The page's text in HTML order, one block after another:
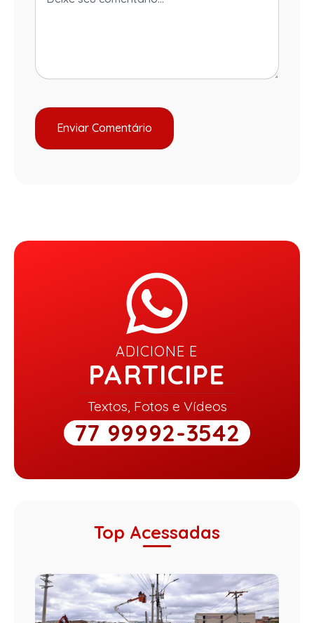
ADICIONE E
PARTICIPE
Textos, Fotos e Vídeos
77 99992-3542
Top Acessadas